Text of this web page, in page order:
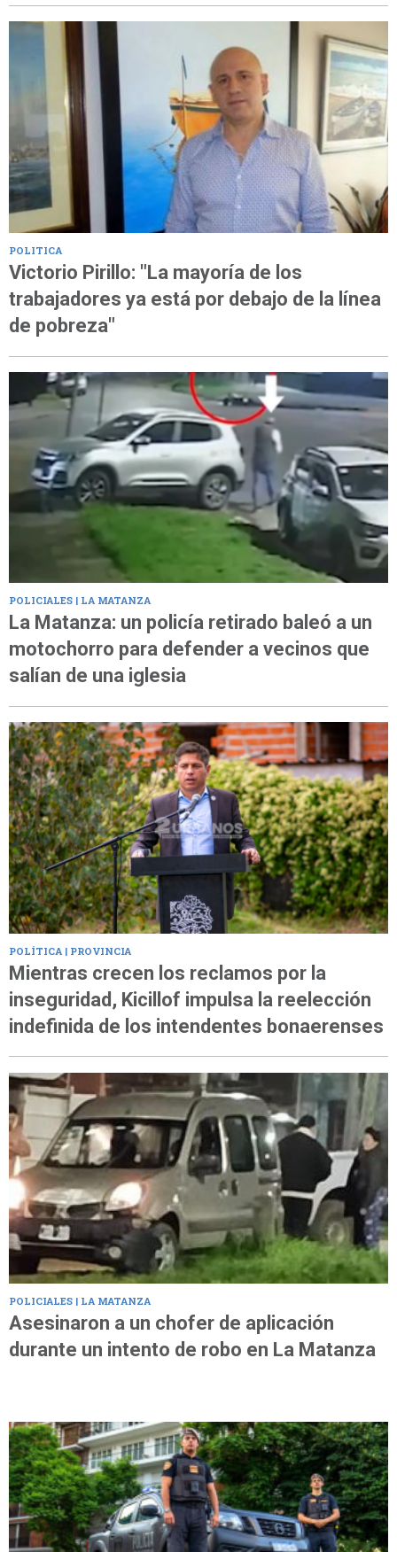
POLITICA
Victorio Pirillo: "La mayoría de los
trabajadores ya está por debajo de la línea
de pobreza"
POLICIALES | LA MATANZA
La Matanza: un policía retirado baleó a un
motochorro para defender a vecinos que
salían de una iglesia
POLÍTICA | PROVINCIA
Mientras crecen los reclamos por la
inseguridad, Kicillof impulsa la reelección
indefinida de los intendentes bonaerenses
POLICIALES | LA MATANZA
Asesinaron a un chofer de aplicación
durante un intento de robo en La Matanza